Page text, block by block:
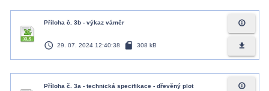
Příloha č. 3b - výkaz váměr
access_time 29. 07. 2024 12:40:38 sd_card 308 kB
info_outline
file_download
Příloha č. 3a - technická specifikace - dřevěný plot info_outline